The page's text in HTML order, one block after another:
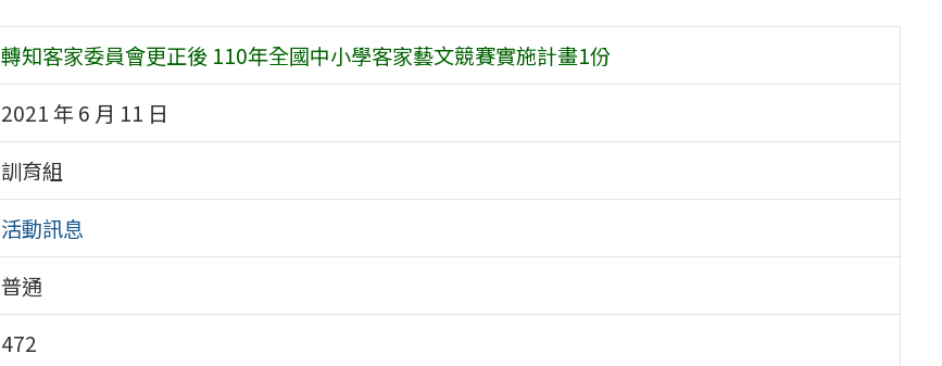
轉知客家委員會更正後 110年全國中小學客家藝文競賽實施計畫1份
2021 年 6 月 11 日
訓育組
活動訊息
普通
472